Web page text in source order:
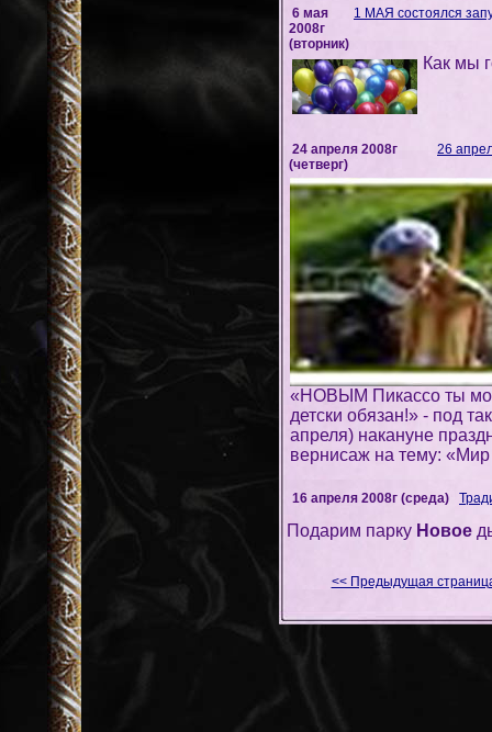
6 мая
2008г
(вторник)
1 МАЯ состоялся
Как мы
24 апреля 2008г
(четверг)
26
«НОВЫМ Пикассо ты
детски обязан!» - под
апреля) накануне
вернисаж на тему:
16 апреля 2008г (среда)
Подарим парку Новое
<< Предыдущая